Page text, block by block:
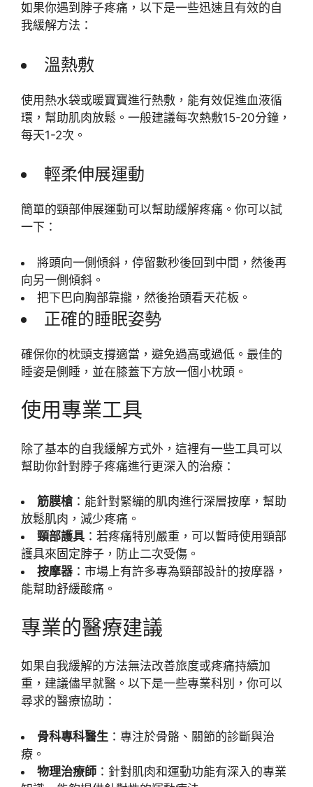
如果你遇到脖子疼痛，以下是一些迅速且有效的自
我緩解方法：
溫熱敷
使用熱水袋或暖寶寶進行熱敷，能有效促進血液循
環，幫助肌肉放鬆。一般建議每次熱敷15-20分鐘，
每天1-2次。
輕柔伸展運動
簡單的頸部伸展運動可以幫助緩解疼痛。你可以試
一下：
將頭向一側傾斜，停留數秒後回到中間，然後再
向另一側傾斜。
把下巴向胸部靠攏，然後抬頭看天花板。
正確的睡眠姿勢
確保你的枕頭支撐適當，避免過高或過低。最佳的
睡姿是側睡，並在膝蓋下方放一個小枕頭。
使用專業工具
除了基本的自我緩解方式外，這裡有一些工具可以
幫助你針對脖子疼痛進行更深入的治療：
筋膜槍 ：能針對緊繃的肌肉進行深層按摩，幫助
放鬆肌肉，減少疼痛。
頸部護具 ：若疼痛特別嚴重，可以暫時使用頸部
護具來固定脖子，防止二次受傷。
按摩器 ：市場上有許多專為頸部設計的按摩器，
能幫助舒緩酸痛。
專業的醫療建議
如果自我緩解的方法無法改善旅度或疼痛持續加
重，建議儘早就醫。以下是一些專業科別，你可以
尋求的醫療協助：
骨科專科醫生 ：專注於骨骼、關節的診斷與治
療。
物理治療師 ：針對肌肉和運動功能有深入的專業